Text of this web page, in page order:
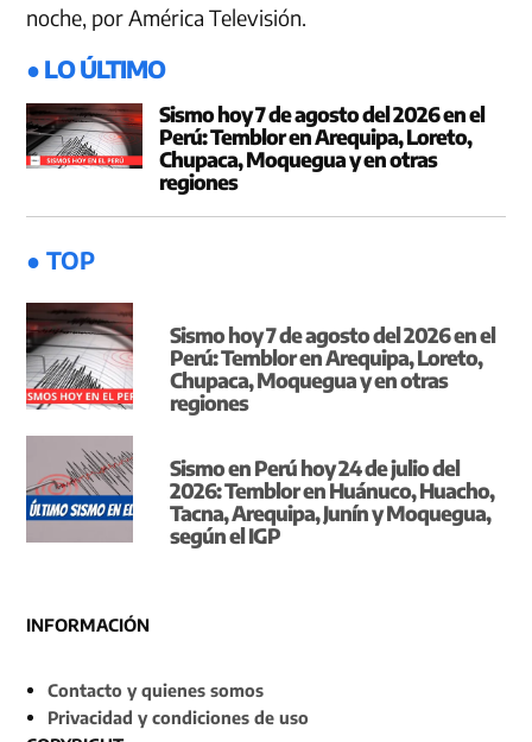
noche, por América Televisión.
● LO ÚLTIMO
Sismo hoy 7 de agosto del 2026 en el
Perú: Temblor en Arequipa, Loreto,
Chupaca, Moquegua y en otras
regiones
● TOP
Sismo hoy 7 de agosto del 2026 en el
Perú: Temblor en Arequipa, Loreto,
Chupaca, Moquegua y en otras
regiones
Sismo en Perú hoy 24 de julio del
2026: Temblor en Huánuco, Huacho,
Tacna, Arequipa, Junín y Moquegua,
según el IGP
INFORMACIÓN
Contacto y quienes somos
Privacidad y condiciones de uso